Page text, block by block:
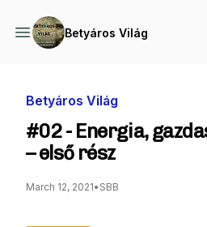
Betyáros Világ
Betyáros Világ
#02 - Energia,
– első rész
March 12, 2021• SBB